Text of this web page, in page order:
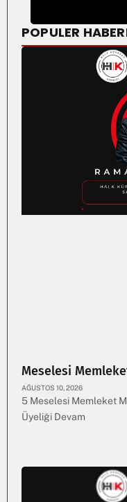
POPULER
Meselesi
AĞUSTOS 10, 2026
5 Meselesi Memleket
Üyeliği Devam